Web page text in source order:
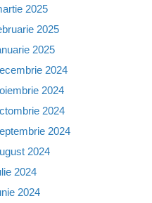
2025
2025
2025
2024
2024
2024
2024
2024
2024
2024